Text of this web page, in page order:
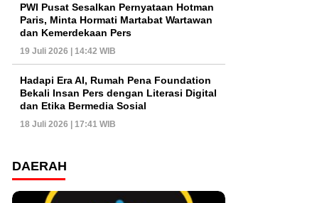
PWI Pusat Sesalkan Pernyataan Hotman
Paris, Minta Hormati Martabat Wartawan
dan Kemerdekaan Pers
19 Juli 2026 | 14:42 WIB
Hadapi Era AI, Rumah Pena Foundation
Bekali Insan Pers dengan Literasi Digital
dan Etika Bermedia Sosial
18 Juli 2026 | 17:41 WIB
DAERAH